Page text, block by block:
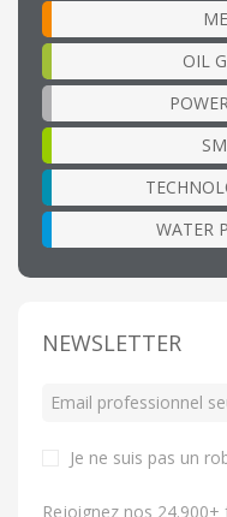
OIL
WATER
NEWSLETTER
Je ne suis pas un
Rejoignez nos 24.900+